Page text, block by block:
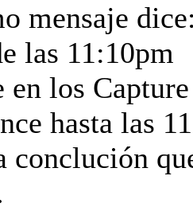
mensaje
las 11:10pm
en los
hasta las
conclución